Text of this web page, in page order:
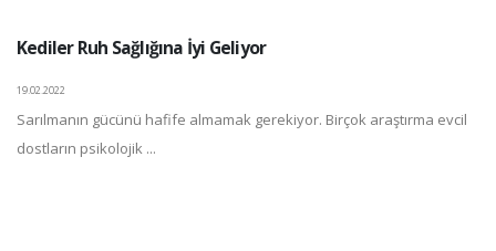
Kediler Ruh Sağlığına İyi Geliyor
19.02.2022
Sarılmanın gücünü hafife almamak gerekiyor. Birçok araştırma evcil
dostların psikolojik ...